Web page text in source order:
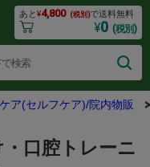
あと¥4,800 (税別)で送料無料
¥0 (税別)
ア(セルフケア)/院内物販
口腔トレーニ